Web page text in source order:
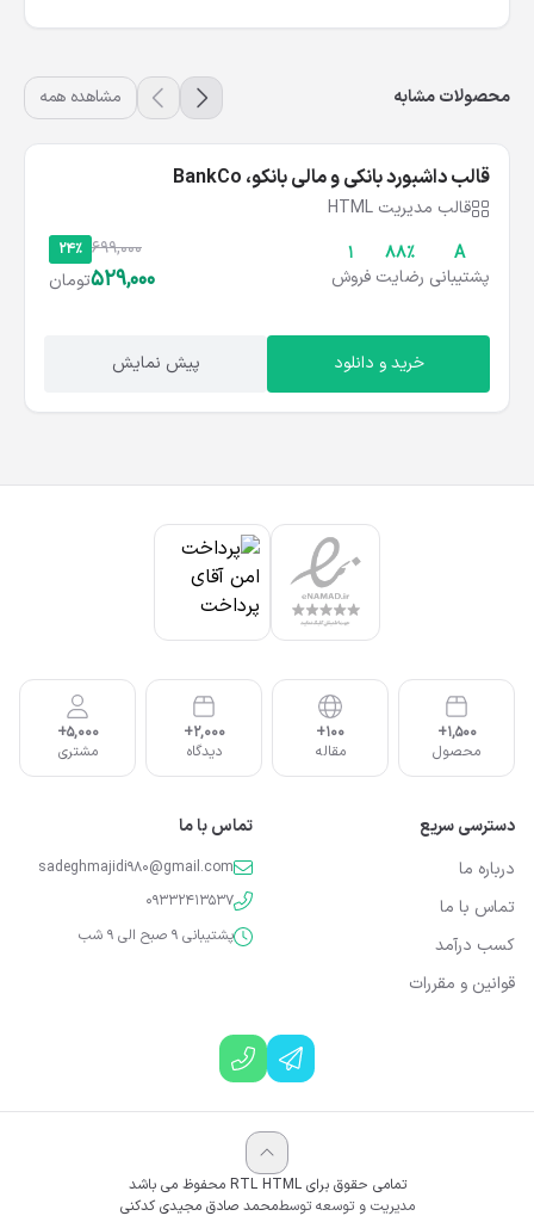
تاریخ بروزرسانی 1405/05/02
قالب داشبورد بانکی و مالی بانکو، BankCo
قالب مدیریت HTML
A
۸۸%
1
24% 699,000
خرید و دانلود
دسترسی سریع
درباره ما
تماس با ما
کسب درآمد
تماس با ما
sadeghmajidi980@gmail.com
09332413537